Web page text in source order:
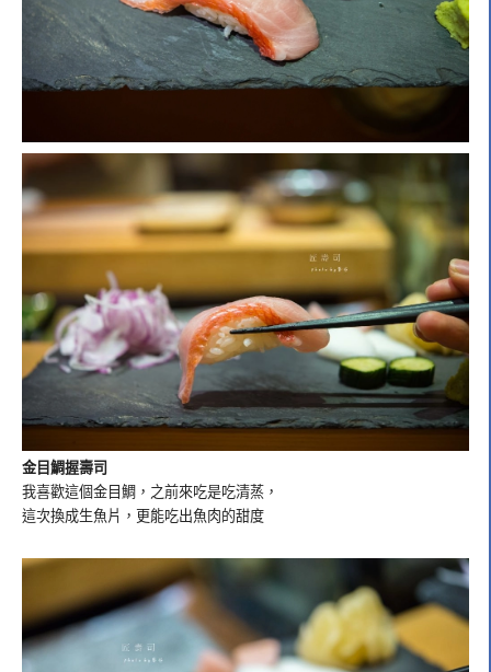
金目鯛握壽司
我喜歡這個金目鯛，之前來吃是吃清蒸，
這次換成生魚片，更能吃出魚肉的甜度